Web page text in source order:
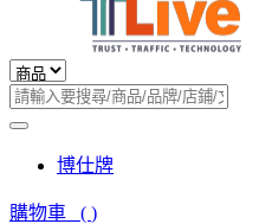
博仕牌
購物車 ( )